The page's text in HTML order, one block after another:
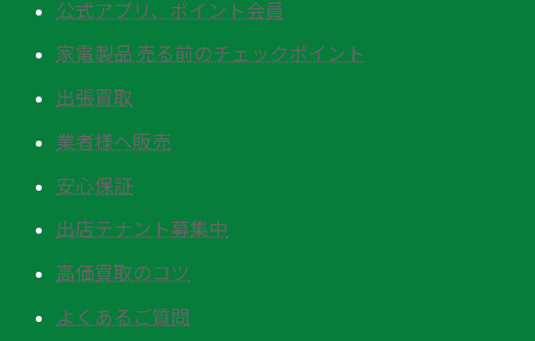
公式アプリ、ポイント会員
家電製品 売る前のチェックポイント
出張買取
業者様へ販売
安心保証
出店テナント募集中
高価買取のコツ
よくあるご質問